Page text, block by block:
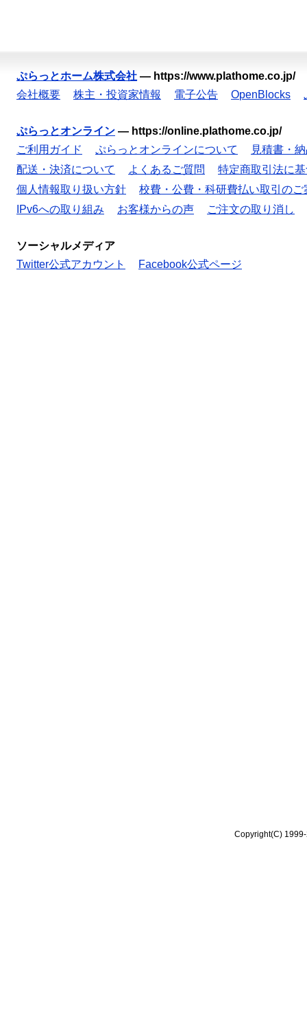
ぷらっとホーム株式会社 — https://www.plathome.co.jp/
会社概要
株主・投資家情報 電子公告 OpenBlocks
ぷらっとオンライン — https://online.plathome.co.jp/
ご利用ガイド
ぷらっとオンラインについて
見積書・
配送・決済について
よくあるご質問
特定商取引法に
個人情報取り扱い方針
校費・公費・科研費払い取引のご
IPv6への取り組み
お客様からの声 ご注文の取り消し
ソーシャルメディア
Twitter公式アカウント
Facebook公式ページ
Copyright(C)